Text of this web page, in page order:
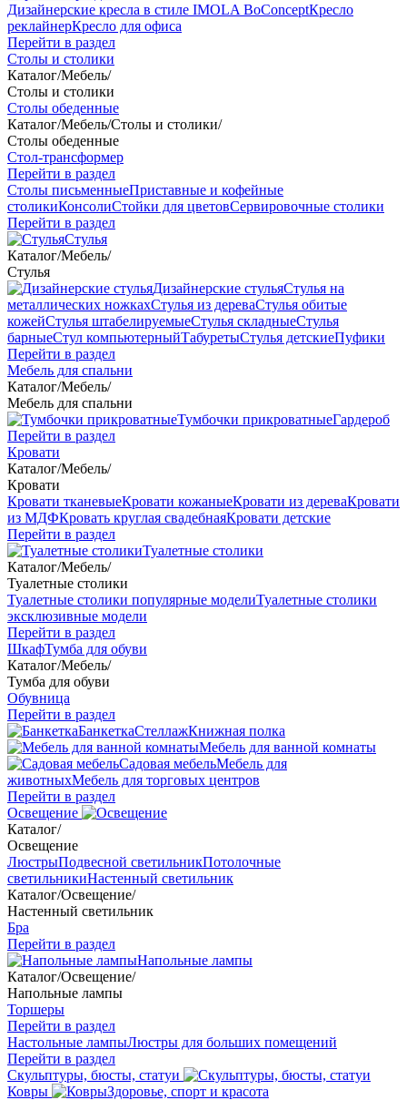
Дизайнерские кресла в стиле IMOLA BoConceptКресло
реклайнерКресло для офиса
Перейти в раздел
Столы и столики
Каталог/Мебель/
Столы и столики
Столы обеденные
Каталог/Мебель/Столы и столики/
Столы обеденные
Стол-трансформер
Перейти в раздел
Столы письменныеПриставные и кофейные
столикиКонсолиСтойки для цветовСервировочные столики
Перейти в раздел
Стулья
Каталог/Мебель/
Стулья
Дизайнерские стульяСтулья на
металлических ножкахСтулья из дереваСтулья обитые
кожейСтулья штабелируемыеСтулья складныеСтулья
барныеСтул компьютерныйТабуретыСтулья детскиеПуфики
Перейти в раздел
Мебель для спальни
Каталог/Мебель/
Мебель для спальни
Тумбочки прикроватныеГардероб
Перейти в раздел
Кровати
Каталог/Мебель/
Кровати
Кровати тканевыеКровати кожаныеКровати из дереваКровати
из МДФКровать круглая свадебнаяКровати детские
Перейти в раздел
Туалетные столики
Каталог/Мебель/
Туалетные столики
Туалетные столики популярные моделиТуалетные столики
эксклюзивные модели
Перейти в раздел
ШкафТумба для обуви
Каталог/Мебель/
Тумба для обуви
Обувница
Перейти в раздел
БанкеткаСтеллажКнижная полка
Мебель для ванной комнаты
Садовая мебельМебель для
животныхМебель для торговых центров
Перейти в раздел
Освещение
Каталог/
Освещение
ЛюстрыПодвесной светильникПотолочные
светильникиНастенный светильник
Каталог/Освещение/
Настенный светильник
Бра
Перейти в раздел
Напольные лампы
Каталог/Освещение/
Напольные лампы
Торшеры
Перейти в раздел
Настольные лампыЛюстры для больших помещений
Перейти в раздел
Скульптуры, бюсты, статуи
Ковры
Здоровье, спорт и красота